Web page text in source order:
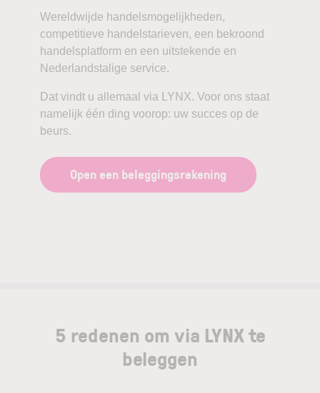
Wereldwijde handelsmogelijkheden,
competitieve handelstarieven, een bekroond
handelsplatform en een uitstekende en
Nederlandstalige service.
Dat vindt u allemaal via LYNX. Voor ons staat
namelijk één ding voorop: uw succes op de
beurs.
Open een beleggingsrekening
5 redenen om via LYNX te
beleggen